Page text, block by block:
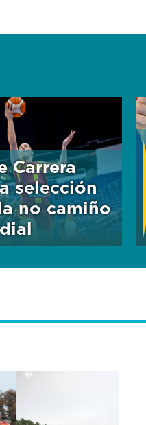
Carrera
selección
no camiño